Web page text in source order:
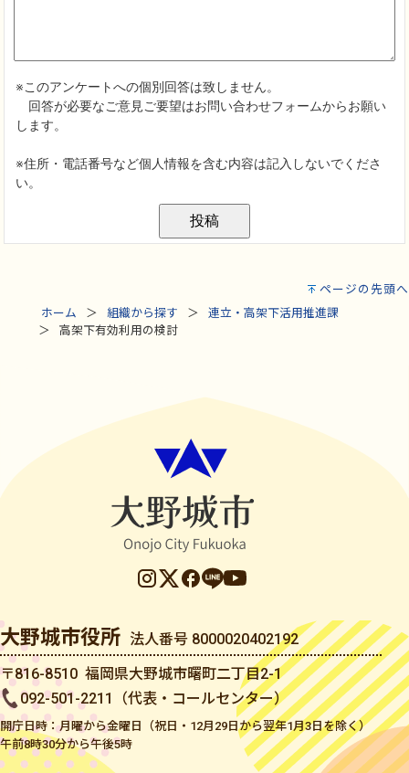
ページの先頭へ
ホーム
組織から探す
連立・高架下活用推進課
高架下有効利用の検討
大野城市役所 法人番号 8000020402192
〒816-8510 福岡県大野城市曙町二丁目2-1
092-501-2211（代表・コールセンター）
開庁日時：月曜から金曜日（祝日・12月29日から翌年1月3日を除く）
午前8時30分から午後5時